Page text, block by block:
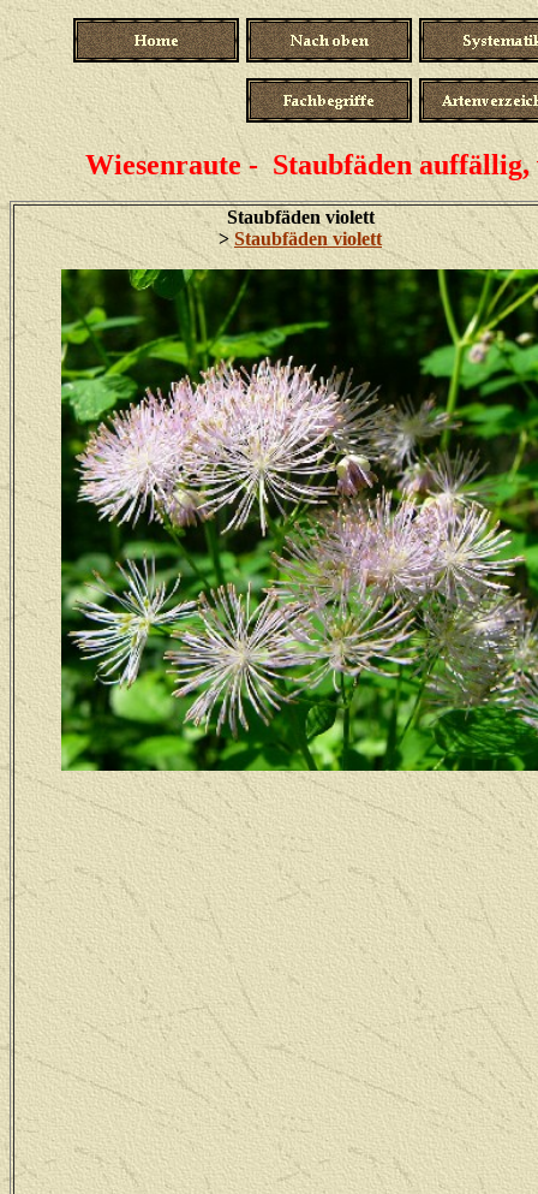
Wiesenraute - Staubfäden
Staubfäden violett
>Staubfäden violett